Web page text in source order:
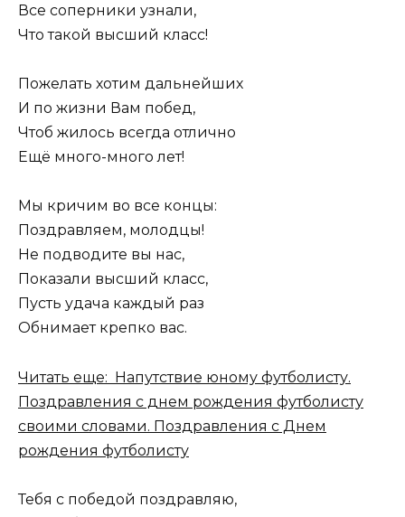
Все соперники узнали,
Что такой высший класс!
Пожелать хотим дальнейших
И по жизни Вам побед,
Чтоб жилось всегда отлично
Ещё много-много лет!
Мы кричим во все концы:
Поздравляем, молодцы!
Не подводите вы нас,
Показали высший класс,
Пусть удача каждый раз
Обнимает крепко вас.
Читать еще: Напутствие юному футболисту.
Поздравления с днем рождения футболисту
своими словами. Поздравления с Днем
рождения футболисту
Тебя с победой поздравляю,